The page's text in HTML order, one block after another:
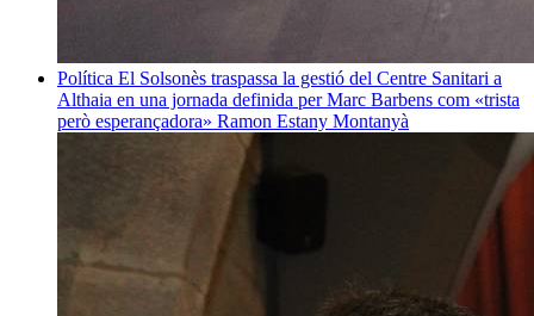
Política El Solsonès traspassa la gestió del Centre Sanitari a
Althaia en una jornada definida per Marc Barbens com «trista
però esperançadora» Ramon Estany Montanyà